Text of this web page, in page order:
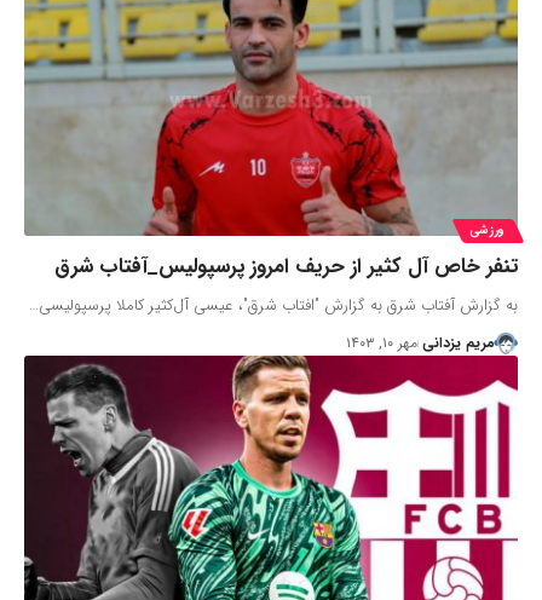
ورزشی
تنفر خاص آل کثیر از حریف امروز پرسپولیس_آفتاب شرق
به گزارش آفتاب شرق به گزارش "افتاب شرق"، عیسی آل‌کثیر کاملا پرسپولیسی…
مریم یزدانی مهر ۱۰, ۱۴۰۳